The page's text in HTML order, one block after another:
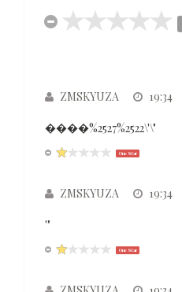
ZMSKYUZA 19:34
����%2527%2522\'\"
One Star
ZMSKYUZA 19:34
'"
One Star